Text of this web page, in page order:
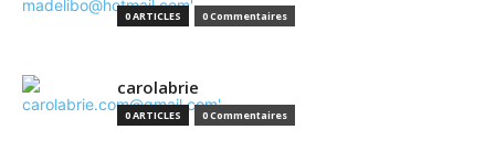
0 ARTICLES 0 Commentaires
carolabrie
0 ARTICLES 0 Commentaires